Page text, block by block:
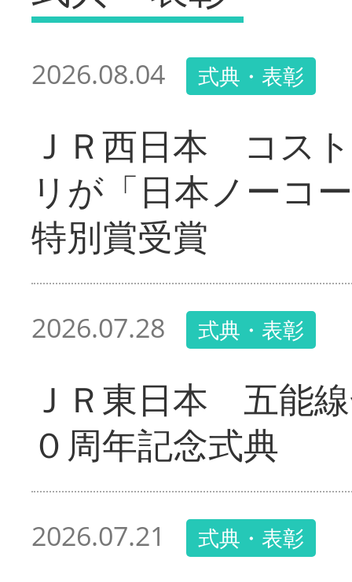
2026.08.04 式典・表彰
ＪＲ西日本 コス
リが「日本ノーコ
特別賞受賞
2026.07.28 式典・表彰
ＪＲ東日本 五能
０周年記念式典
2026.07.21 式典・表彰